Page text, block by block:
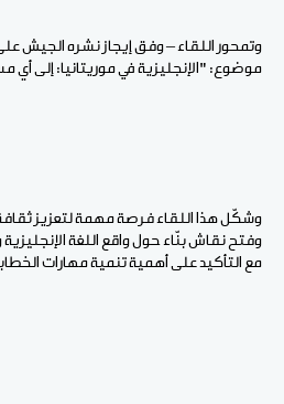
وتمحور اللقاء – وفق إيجاز نشره
موضوع: "الإنجليزية في موريتانيا: إلى
وشكّل هذا اللقاء فرصة مهمة لتعزيز ثقافة
وفتح نقاش بنّاء حول واقع اللغة
مع التأكيد على أهمية تنمية مهارات